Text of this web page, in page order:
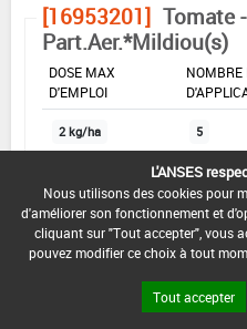
[16953201] Tomate
Part.Aer.*Mildiou(s)
DOSE MAX
D'EMPLOI
NOMBRE
2 kg/ha 5
INTERVALLE MINIMUM
-
L'ANSES
Nous utilisons des cookies pour
d'améliorer son fonctionnement et
cliquant sur "Tout accepter", vous
pouvez modifier ce choix à tout
Tout accepter